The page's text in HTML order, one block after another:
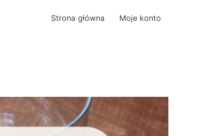
Strona główna Moje konto